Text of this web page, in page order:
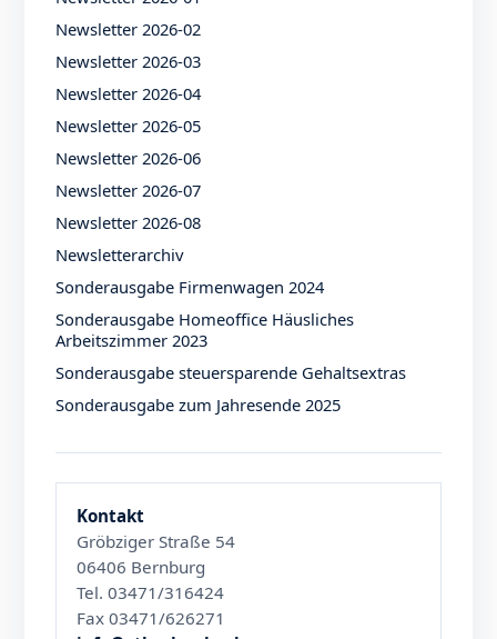
Newsletter 2026-02
Newsletter 2026-03
Newsletter 2026-04
Newsletter 2026-05
Newsletter 2026-06
Newsletter 2026-07
Newsletter 2026-08
Newsletterarchiv
Sonderausgabe Firmenwagen 2024
Sonderausgabe Homeoffice Häusliches
Arbeitszimmer 2023
Sonderausgabe steuersparende Gehaltsextras
Sonderausgabe zum Jahresende 2025
Kontakt
Gröbziger Straße 54
06406 Bernburg
Tel. 03471/316424
Fax 03471/626271